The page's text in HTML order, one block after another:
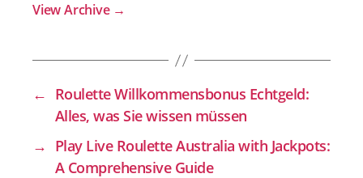
View Archive →
← Roulette Willkommensbonus Echtgeld:
Alles, was Sie wissen müssen
→ Play Live Roulette Australia with Jackpots:
A Comprehensive Guide